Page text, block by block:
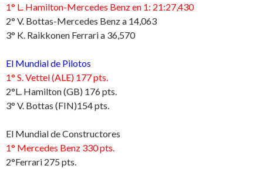
1° L. Hamilton-Mercedes Benz en 1: 21:27,430
2° V. Bottas-Mercedes Benz a 14,063
3° K. Raikkonen Ferrari a 36,570
El Mundial de Pilotos
1° S. Vettel (ALE) 177 pts.
2°L. Hamilton (GB) 176 pts.
3° V. Bottas (FIN)154 pts.
El Mundial de Constructores
1° Mercedes Benz 330 pts.
2°Ferrari 275 pts.